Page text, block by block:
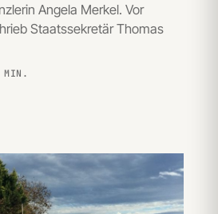
Angela Merkel. Vor
Staatssekretär Thomas